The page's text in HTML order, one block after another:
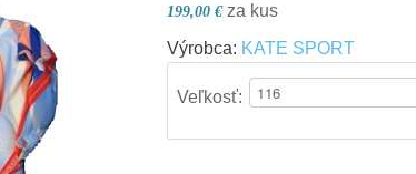
199,00 € za kus
Výrobca: KATE SPORT
Veľkosť: